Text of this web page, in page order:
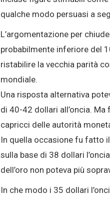
qualche modo persuasi a
L’argomentazione per
probabilmente inferiore del
ristabilire la vecchia parità
mondiale.
Una risposta alternativa
di 40-42 dollari all’oncia.
capricci delle autorità
In quella occasione fu fatto
sulla base di 38 dollari
dell’oro non poteva più
In che modo i 35 dollari